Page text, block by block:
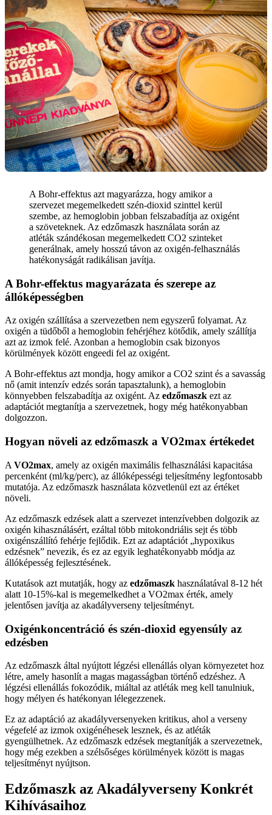
A Bohr-effektus azt magyarázza, hogy amikor a
szervezet megemelkedett szén-dioxid szinttel kerül
szembe, az hemoglobin jobban felszabadítja az oxigént
a szöveteknek. Az edzőmaszk használata során az
atléták szándékosan megemelkedett CO2 szinteket
generálnak, amely hosszú távon az oxigén-felhasználás
hatékonyságát radikálisan javítja.
A Bohr-effektus magyarázata és szerepe az
állóképességben
Az oxigén szállítása a szervezetben nem egyszerű folyamat. Az
oxigén a tüdőből a hemoglobin fehérjéhez kötődik, amely szállítja
azt az izmok felé. Azonban a hemoglobin csak bizonyos
körülmények között engeedi fel az oxigént.
A Bohr-effektus azt mondja, hogy amikor a CO2 szint és a savasság
nő (amit intenzív edzés során tapasztalunk), a hemoglobin
könnyebben felszabadítja az oxigént. Az edzőmaszk ezt az
adaptációt megtanítja a szervezetnek, hogy még hatékonyabban
dolgozzon.
Hogyan növeli az edzőmaszk a VO2max értékedet
A VO2max, amely az oxigén maximális felhasználási kapacitása
percenként (ml/kg/perc), az állóképességi teljesítmény legfontosabb
mutatója. Az edzőmaszk használata közvetlenül ezt az értéket
növeli.
Az edzőmaszk edzések alatt a szervezet intenzívebben dolgozik az
oxigén kihasználásért, ezáltal több mitokondriális sejt és több
oxigénszállító fehérje fejlődik. Ezt az adaptációt „hypoxikus
edzésnek” nevezik, és ez az egyik leghatékonyabb módja az
állóképesség fejlesztésének.
Kutatások azt mutatják, hogy az edzőmaszk használatával 8-12 hét
alatt 10-15%-kal is megemelkedhet a VO2max érték, amely
jelentősen javítja az akadályverseny teljesítményt.
Oxigénkoncentráció és szén-dioxid egyensúly az
edzésben
Az edzőmaszk által nyújtott légzési ellenállás olyan környezetet hoz
létre, amely hasonlít a magas magasságban történő edzéshez. A
légzési ellenállás fokozódik, miáltal az atléták meg kell tanulniuk,
hogy mélyen és hatékonyan lélegezzenek.
Ez az adaptáció az akadályversenyeken kritikus, ahol a verseny
végefelé az izmok oxigénéhesek lesznek, és az atléták
gyengülhetnek. Az edzőmaszk edzések megtanítják a szervezetnek,
hogy még ezekben a szélsőséges körülmények között is magas
teljesítményt nyújtson.
Edzőmaszk az Akadályverseny Konkrét
Kihívásaihoz